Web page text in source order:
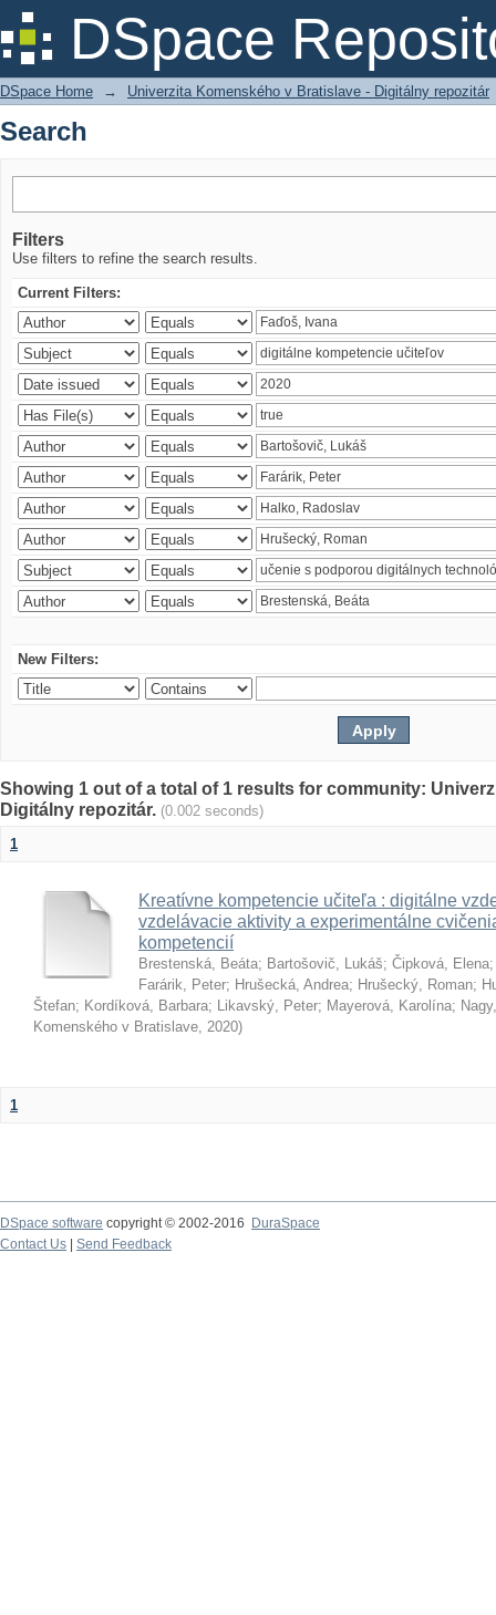
DSpace
Search
DSpace Home → Univerzita Komenského v Bratislave - Digitálny repozitár
Search
Filters
Use filters to refine the search results.
Current Filters:
New Filters:
Showing 1 out of a total of 1 results for community:
Digitálny repozitár. (0.002 seconds)
1
Kreatívne kompetencie učiteľa : digitálne
vzdelávacie aktivity a experimentálne
kompetencií
Brestenská, Beáta; Bartošovič, Lukáš; Čipková, Elena
Farárik, Peter; Hrušecká, Andrea; Hrušecký, Roman;
Štefan; Kordíková, Barbara; Likavský, Peter; Mayerová, Karolína;
Komenského v Bratislave, 2020)
1
DSpace software copyright © 2002-2016
DuraSpace
Contact Us
Send Feedback